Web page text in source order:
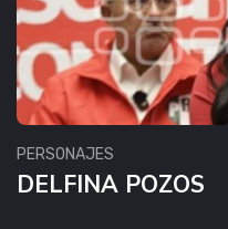
PERSONAJES
DELFINA POZOS